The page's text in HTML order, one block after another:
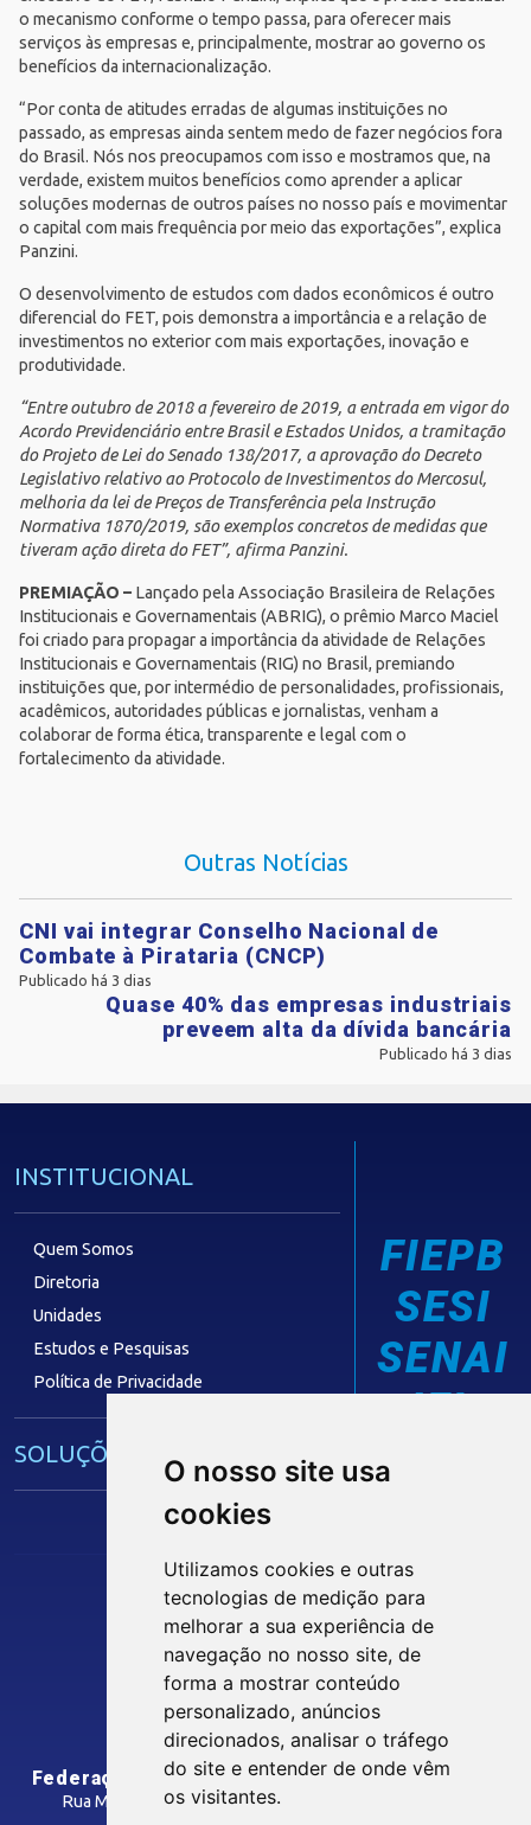
O nosso site usa
cookies
Utilizamos cookies e outras
tecnologias de medição para
melhorar a sua experiência de
navegação no nosso site, de
forma a mostrar conteúdo
personalizado, anúncios
direcionados, analisar o tráfego
do site e entender de onde vêm
os visitantes.
o mecanismo conforme o tempo passa, para oferecer mais
serviços às empresas e, principalmente, mostrar ao governo os
benefícios da internacionalização.
“Por conta de atitudes erradas de algumas instituições no
passado, as empresas ainda sentem medo de fazer negócios fora
do Brasil. Nós nos preocupamos com isso e mostramos que, na
verdade, existem muitos benefícios como aprender a aplicar
soluções modernas de outros países no nosso país e movimentar
o capital com mais frequência por meio das exportações”, explica
Panzini.
O desenvolvimento de estudos com dados econômicos é outro
diferencial do FET, pois demonstra a importância e a relação de
investimentos no exterior com mais exportações, inovação e
produtividade.
“Entre outubro de 2018 a fevereiro de 2019, a entrada em vigor do
Acordo Previdenciário entre Brasil e Estados Unidos, a tramitação
do Projeto de Lei do Senado 138/2017, a aprovação do Decreto
Legislativo relativo ao Protocolo de Investimentos do Mercosul,
melhoria da lei de Preços de Transferência pela Instrução
Normativa 1870/2019, são exemplos concretos de medidas que
tiveram ação direta do FET”, afirma Panzini.
PREMIAÇÃO – Lançado pela Associação Brasileira de Relações
Institucionais e Governamentais (ABRIG), o prêmio Marco Maciel
foi criado para propagar a importância da atividade de Relações
Institucionais e Governamentais (RIG) no Brasil, premiando
instituições que, por intermédio de personalidades, profissionais,
acadêmicos, autoridades públicas e jornalistas, venham a
colaborar de forma ética, transparente e legal com o
fortalecimento da atividade.
Outras Notícias
CNI vai integrar Conselho Nacional de
Combate à Pirataria (CNCP)
Publicado há 3 dias
Quase 40% das empresas industriais
preveem alta da dívida bancária
Publicado há 3 dias
INSTITUCIONAL
Quem Somos
Diretoria
Unidades
Estudos e Pesquisas
Política de Privacidade
SOLUÇÕES E SERVIÇOS
Núcleo de Acesso ao Crédito
Centro Internacional de Negócios -
CONTRIBUIÇÃO SINDICAL
SINDICATOS FILIADOS
FIEPB
SESI
SENAI
IEL
Siga nossas Redes Sociais
INTRANET
Federação das Indústrias do Estado da Paraíba
Rua Manoel Gonçalves Guimarães, 195 - José Pinheiro